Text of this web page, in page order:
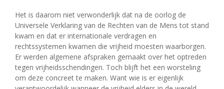
Het is daarom niet verwonderlijk dat na de oorlog de
Universele Verklaring van de Rechten van de Mens tot stand
kwam en dat er internationale verdragen en
rechtssystemen kwamen die vrijheid moesten waarborgen.
Er werden algemene afspraken gemaakt over het optreden
tegen vrijheidsschendingen. Toch blijft het een worsteling
om deze concreet te maken. Want wie is er eigenlijk